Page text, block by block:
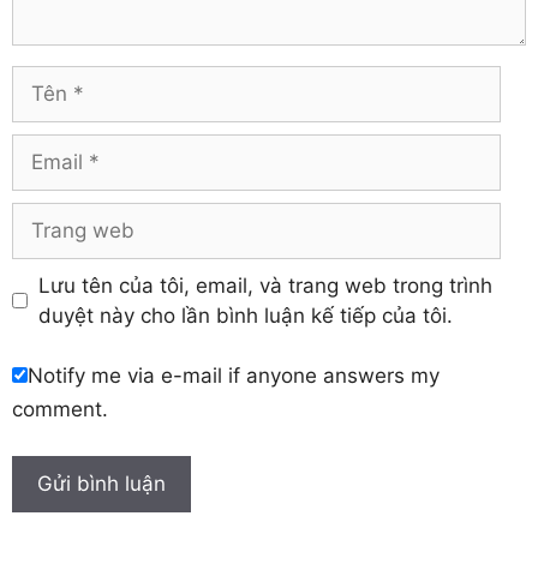
Hưng Yên
Khánh Hòa
Yên Bái
web
Lưu tên của tôi, email, và trang web trong trình
duyệt này cho lần bình luận kế tiếp của tôi.
Notify me via e-mail if anyone answers my
comment.